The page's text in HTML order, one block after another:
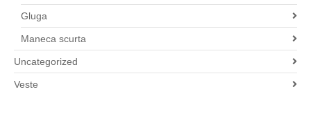
Gluga
Maneca scurta
Uncategorized
Veste